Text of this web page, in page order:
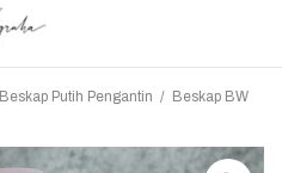
Beskap Putih Pengantin / Beskap BW